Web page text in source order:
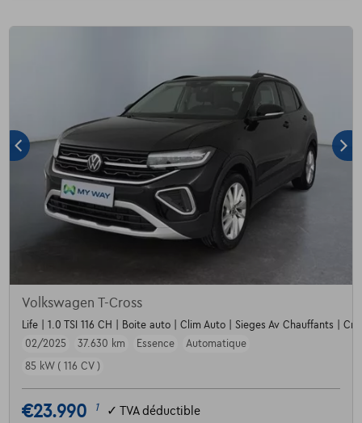
Volkswagen T-Cross
Life | 1.0 TSI 116 CH | Boite auto | Clim Auto | Sieges Av Chauffants |
02/2025
37.630 km Essence
Automatique
85 kW ( 116 CV )
€23.990 1 ✓ TVA déductible